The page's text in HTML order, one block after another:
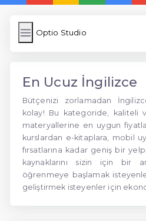
Optio Studio
En Ucuz İngilizce
Bütçenizi zorlamadan
kolay! Bu kategoride, kaliteli
materyallerine en uygun
kurslardan e-kitaplara, mobil
fırsatlarına kadar geniş bir
kaynaklarını sizin için bir
öğrenmeye başlamak
geliştirmek isteyenler için